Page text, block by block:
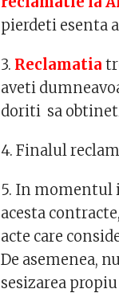
pierdeti esenta
3. Reclamatia
aveti
doriti sa
4. Finalul
5. In momentul
acesta
acte care
De asemenea,
sesizarea